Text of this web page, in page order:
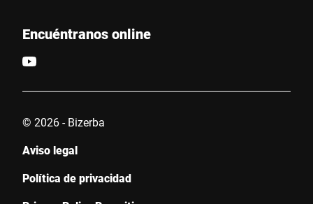
Encuéntranos online
© 2026 - Bizerba
Aviso legal
Política de privacidad